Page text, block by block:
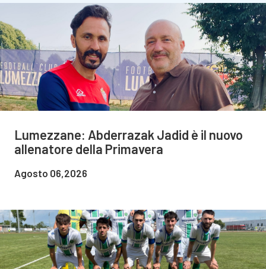
Lumezzane: Abderrazak Jadid è il nuovo
allenatore della Primavera
Agosto 06,2026